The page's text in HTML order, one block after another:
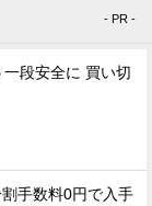
- PR -
段安全に 買い切
手数料0円で入手